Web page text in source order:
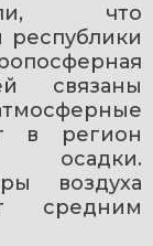
что
республики
связаны
в регион
воздуха
средним